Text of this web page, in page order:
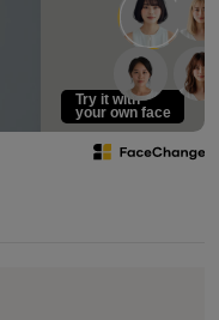
Try it with
your own face